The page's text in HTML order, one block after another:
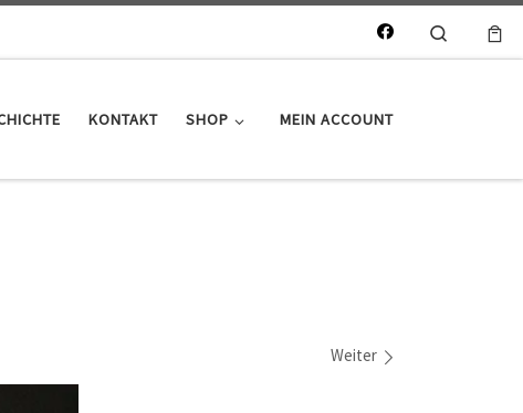
Search
KONTAKT SHOP MEIN ACCOUNT
Weiter